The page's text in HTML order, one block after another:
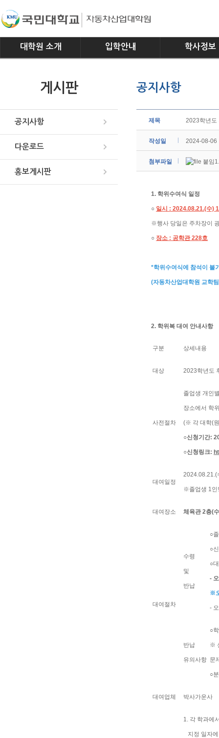
대학원 소개 입학안내 학사정보
교과과정
게시판
공지사항
다운로드
홍보게시판
공지사항
제목 2023학년도
작성일 2024-08-06
첨부파일 붙임
1. 학위수여식 일정
○ 일시 : 2024.08.21.(수)
※행사 당일은 주차장이
○ 장소 : 공학관 228호
*학위수여식에 참석이 불
(자동차산업대학원 교학
2. 학위복 대여 안내사항
구분 상세내용
대상 2023학년도
사전절차
졸업생 개인
장소에서 학
(※ 각 대학(
○신청기간:
○신청링크:
대여일정
2024.08.21.(
※졸업생 1인
대여장소 체육관 2층(
대여절차
수령
및
반납
○
○
○
-
※
-
반납
유의사항
○
※
문
○
대여업체 박사가운사
1. 각 학과에
지정 일자